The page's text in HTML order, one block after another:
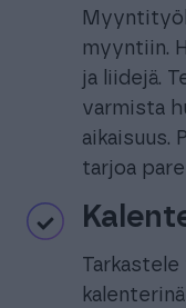
myyntiin.
ja liidejä.
varmista
aikaisuus.
tarjoa